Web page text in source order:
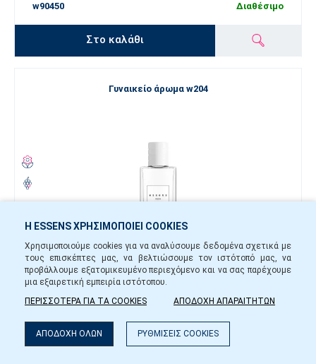
Φίλτρο
w90450 Διαθέσιμο
Στο καλάθι
Γυναικείο άρωμα w204
50 ml 1.5 ml
26,00 €
-
+
w20450
Η ESSENS ΧΡΗΣΙΜΟΠΟΙΕΙ COOKIES
Χρησιμοποιούμε cookies για να αναλύσουμε δεδομένα σχετικά με
τους επισκέπτες μας, να βελτιώσουμε τον ιστότοπό μας, να
προβάλλουμε εξατομικευμένο περιεχόμενο και να σας παρέχουμε
μια εξαιρετική εμπειρία ιστότοπου.
ΠΕΡΙΣΣΟΤΕΡΑ ΓΙΑ ΤΑ COOKIES
ΑΠΟΔΟΧΗ ΑΠΑΡΑΙΤΗΤΩΝ
ΑΠΟΔΟΧΗ ΟΛΩΝ ΡΥΘΜΙΣΕΙΣ COOKIES